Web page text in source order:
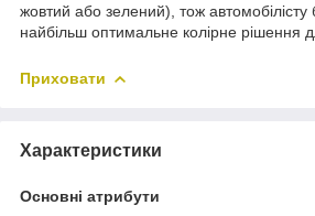
жовтий або зелений), тож автомобілісту
найбільш оптимальне колірне рішення
Приховати
Характеристики
Основні атрибути